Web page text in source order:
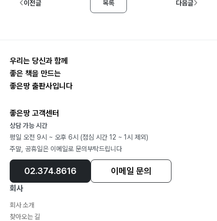
이전글 목록 다음글
우리는 당신과 함께
좋은 책을 만드는
좋은땅 출판사입니다
좋은땅 고객센터
상담 가능 시간
평일 오전 9시 ~ 오후 6시 (점심 시간 12 ~ 1시 제외)
주말, 공휴일은 이메일로 문의부탁드립니다
02.374.8616 이메일 문의
회사
회사 소개
찾아오는 길